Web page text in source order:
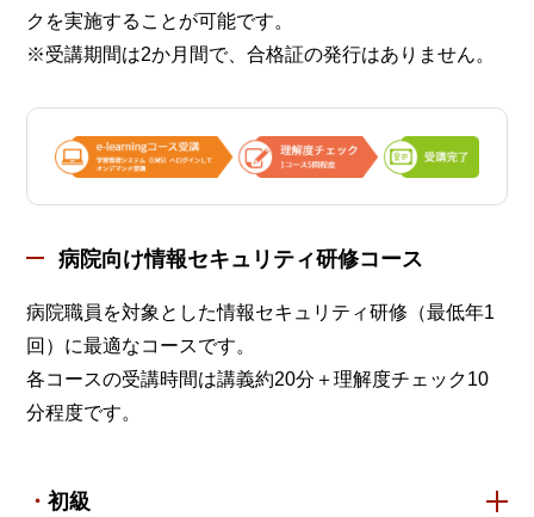
クを実施することが可能です。
※受講期間は2か月間で、合格証の発行はありません。
病院向け情報セキュリティ研修コース
病院職員を対象とした情報セキュリティ研修（最低年1
回）に最適なコースです。
各コースの受講時間は講義約20分＋理解度チェック10
分程度です。
初級